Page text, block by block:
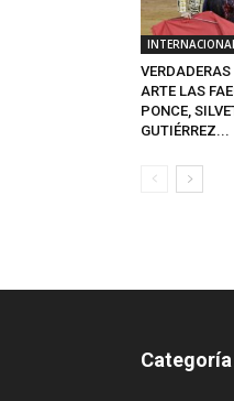
ARTE LAS
PONCE,
GUTIÉRREZ...